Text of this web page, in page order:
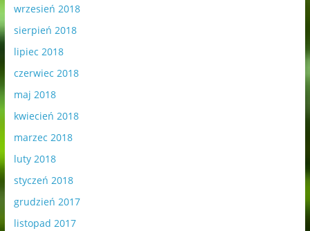
wrzesień 2018
sierpień 2018
lipiec 2018
czerwiec 2018
maj 2018
kwiecień 2018
marzec 2018
luty 2018
styczeń 2018
grudzień 2017
listopad 2017